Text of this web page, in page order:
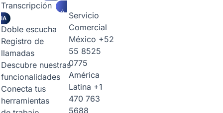
Transcripción
IA
Doble escucha
Registro de
llamadas
Descubre nuestras
funcionalidades
Conecta tus
herramientas
Servicio
Comercial
México +52
55 8525
0775
América
Latina +1
470 763
5688